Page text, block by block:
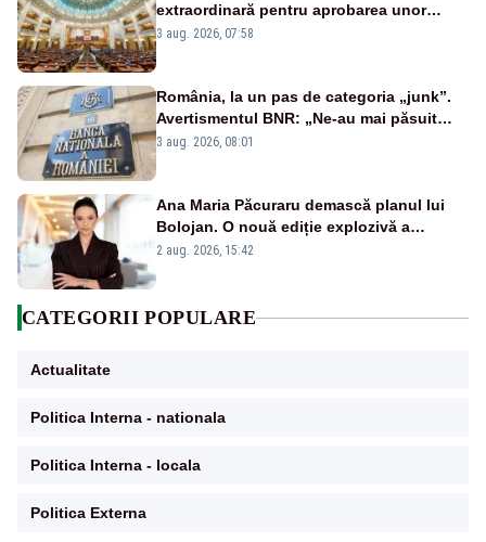
extraordinară pentru aprobarea unor
jaloane din PNRR
3 aug. 2026, 07:58
România, la un pas de categoria „junk”.
Avertismentul BNR: „Ne-au mai păsuit
pentru câteva luni”
3 aug. 2026, 08:01
Ana Maria Păcuraru demască planul lui
Bolojan. O nouă ediție explozivă a
emisiunii „Miza Zilei” la Realitatea PLUS
2 aug. 2026, 15:42
CATEGORII POPULARE
Actualitate
Politica Interna - nationala
Politica Interna - locala
Politica Externa